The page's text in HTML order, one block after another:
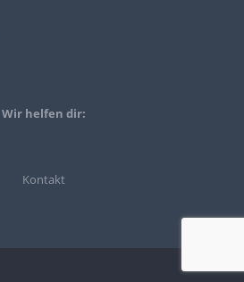
Wir helfen dir:
Kontakt